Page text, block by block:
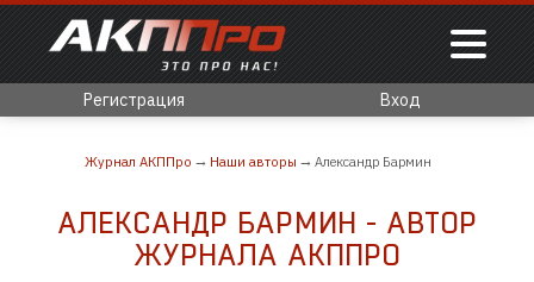
Регистрация Вход
Журнал АКППро Наши авторы Александр Бармин
АЛЕКСАНДР БАРМИН - АВТОР
ЖУРНАЛА АКППРО